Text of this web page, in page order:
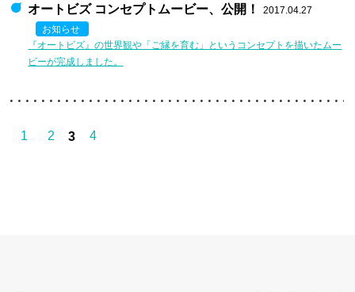
オートビズ コンセプトムービー、公開！
2017.04.27
お知らせ
『オートビズ』の世界観や「ご縁を育む」というコンセプトを描いたムー
ビーが完成しました。
1 2 3 4